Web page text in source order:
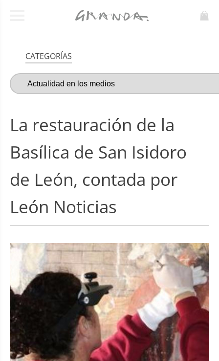
CATEGORÍAS
La restauración de la
Basílica de San Isidoro
de León, contada por
León Noticias